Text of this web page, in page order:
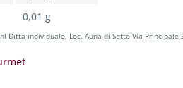
0,01 g
Ditta individuale, Loc. Auna di Sotto Via Principale